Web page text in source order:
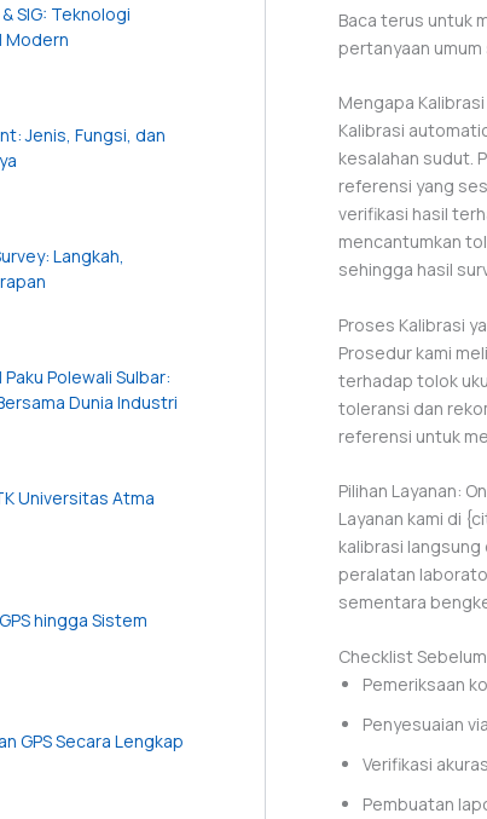
SIG: Teknologi
Modern
Jenis, Fungsi, dan
Langkah,
Polewali Sulbar:
Dunia Industri
Universitas Atma
hingga Sistem
GPS Secara Lengkap
Baca terus untuk
pertanyaan umum
Mengapa
Kalibrasi
kesalahan sudut.
referensi yang
verifikasi hasil
mencantumkan
sehingga hasil
Proses Kalibrasi
Prosedur kami
terhadap tolok
toleransi dan
referensi untuk
Pilihan Layanan:
Layanan kami di
kalibrasi
peralatan
sementara
Checklist
Pemeriksaan
Penyesuaian
Verifikasi
Pembuatan